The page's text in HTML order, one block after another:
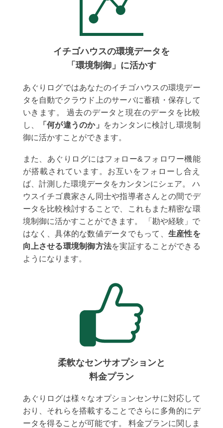
イチゴハウスの環境データを
「環境制御」に活かす
あぐりログではあなたのイチゴハウスの環境デー
タを自動でクラウド上のサーバに蓄積・保存して
いきます。 過去のデータと現在のデータを比較
し、
「何が違うのか」
をカンタンに検討し環境制
御に活かすことができます。
また、あぐりログにはフォロー&フォロワー機能
が搭載されています。お互いをフォローし合え
ば、計測した環境データをカンタンにシェア。 ハ
ウスイチゴ農家さん同士や指導者さんとの間でデ
ータを比較検討することで、これもまた精密な環
境制御に活かすことができます。 「勘や経験」で
はなく、具体的な数値データでもって、 生産性を
向上させる環境制御方法を実証することができる
ようになります。
柔軟なセンサオプションと
料金プラン
あぐりログは様々なオプションセンサに対応して
おり、それらを搭載することでさらに多角的にデ
ータを得ることが可能です。 料金プランに関しま